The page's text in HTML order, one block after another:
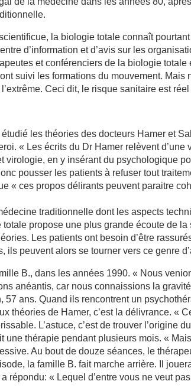
la biologie totale connaît
d’information et d’avis sur les
et conférenciers de la biologie
suivi les formations du mouvement.
Ceci dit, le risque sanitaire est réel
les théories des docteurs Hamer et
« Les écrits du Dr Hamer relèvent
virologie, en y insérant du psychologique
pousser les patients à refuser tout
« ces propos délirants peuvent paraitre
traditionnelle dont les aspects
propose une plus grande écoute de la
Les patients ont besoin d’être
ils peuvent alors se tourner vers ce genre
B., dans les années 1990. « Nous
anéantis, car nous connaissions la
57 ans. Quand ils rencontrent un
théories de Hamer, c’est la délivrance. «
L’astuce, c’est de trouver l’origine
une thérapie pendant plusieurs mois. «
Au bout de douze séances, le
la famille B. fait marche arrière. Il
répondu: « Lequel d’entre vous ne veut